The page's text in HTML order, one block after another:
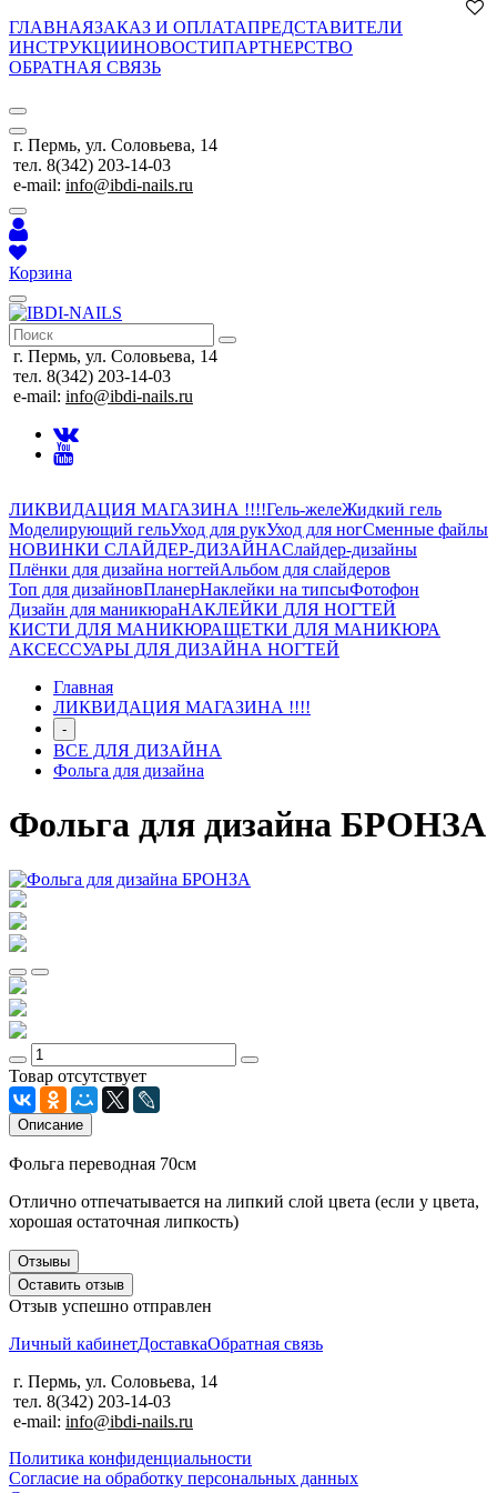
ГЛАВНАЯЗАКАЗ И ОПЛАТАПРЕДСТАВИТЕЛИ
ИНСТРУКЦИИНОВОСТИПАРТНЕРСТВО
ОБРАТНАЯ СВЯЗЬ
г. Пермь, ул. Соловьева, 14
тел. 8(342) 203-14-03
e-mail: info@ibdi-nails.ru
Корзина
г. Пермь, ул. Соловьева, 14
тел. 8(342) 203-14-03
e-mail: info@ibdi-nails.ru
ЛИКВИДАЦИЯ МАГАЗИНА !!!!Гель-желеЖидкий гель
Моделирующий гельУход для рукУход для ногСменные файлы
НОВИНКИ СЛАЙДЕР-ДИЗАЙНАСлайдер-дизайны
Плёнки для дизайна ногтейАльбом для слайдеров
Топ для дизайновПланерНаклейки на типсыФотофон
Дизайн для маникюраНАКЛЕЙКИ ДЛЯ НОГТЕЙ
КИСТИ ДЛЯ МАНИКЮРАЩЕТКИ ДЛЯ МАНИКЮРА
АКСЕССУАРЫ ДЛЯ ДИЗАЙНА НОГТЕЙ
Главная
ЛИКВИДАЦИЯ МАГАЗИНА !!!!
-
ВСЕ ДЛЯ ДИЗАЙНА
Фольга для дизайна
Фольга для дизайна БРОНЗА
Товар отсутствует
Описание
Фольга переводная 70см
Отлично отпечатывается на липкий слой цвета (если у цвета,
хорошая остаточная липкость)
Отзывы
Оставить отзыв
Отзыв успешно отправлен
Личный кабинетДоставкаОбратная связь
г. Пермь, ул. Соловьева, 14
тел. 8(342) 203-14-03
e-mail: info@ibdi-nails.ru
Политика конфиденциальности
Согласие на обработку персональных данных